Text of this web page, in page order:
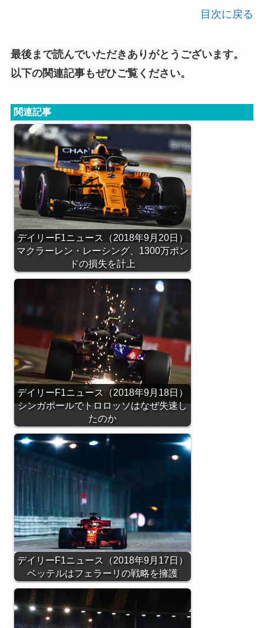
目次に戻る
最後まで読んでいただきありがとうございます。
以下の関連記事もぜひご覧ください。
関連記事
デイリーF1ニュース（2018年9月20日）
マクラーレン・レーシング、1300万ポン
ドの損失を計上
デイリーF1ニュース（2018年9月18日）
シンガポールでトロロッソはなぜ失速し
たのか
デイリーF1ニュース（2018年9月17日）
ベッテルはフェラーリの戦略を擁護